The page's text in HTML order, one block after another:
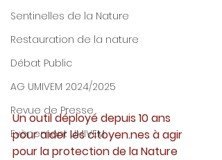
Sentinelles de la Nature
Restauration de la nature
Débat Public
AG UMIVEM 2024/2025
Revue de Presse
Evènement UMIVEM
Un outil déployé depuis 10 ans
pour aider les citoyen.nes à agir
pour la protection de la Nature